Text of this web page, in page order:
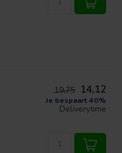
19,75 14,12
Je bespaart 40%
Deliverytime